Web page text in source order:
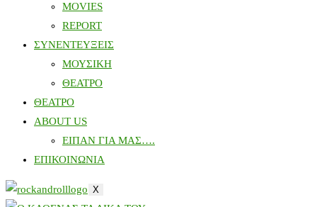
MOVIES
REPORT
ΣΥΝΕΝΤΕΥΞΕΙΣ
ΜΟΥΣΙΚΗ
ΘΕΑΤΡΟ
ΘΕΑΤΡΟ
ABOUT US
ΕΙΠΑΝ ΓΙΑ ΜΑΣ….
ΕΠΙΚΟΙΝΩΝΙΑ
X